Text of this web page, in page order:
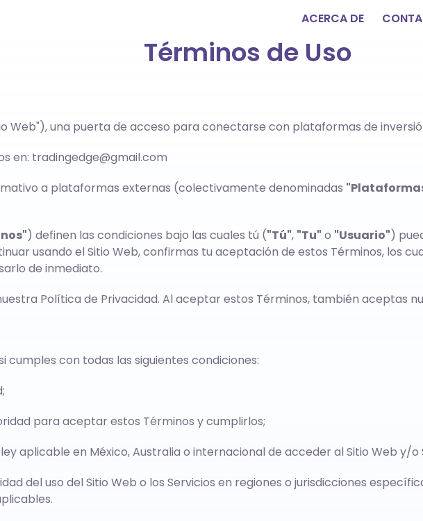
ACERCA DE
Términos de Uso
Web"), una puerta de acceso para conectarse con plataformas de
en: tradingedge@gmail.com
a plataformas externas (colectivamente denominadas
) definen las condiciones bajo las cuales tú ("Tú", "Tu" o "Usuario")
usando el Sitio Web, confirmas tu aceptación de estos Términos, los
de inmediato.
Política de Privacidad. Al aceptar estos Términos, también aceptas
cumples con todas las siguientes condiciones:
para aceptar estos Términos y cumplirlos;
aplicable en México, Australia o internacional de acceder al Sitio Web y/o
del uso del Sitio Web o los Servicios en regiones o jurisdicciones